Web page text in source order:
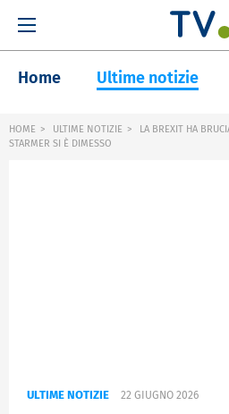
Home Ultime notizie
HOME ULTIME NOTIZIE
LA BREXIT HA
STARMER SI È DIMESSO
ULTIME NOTIZIE 22 GIUGNO 2026